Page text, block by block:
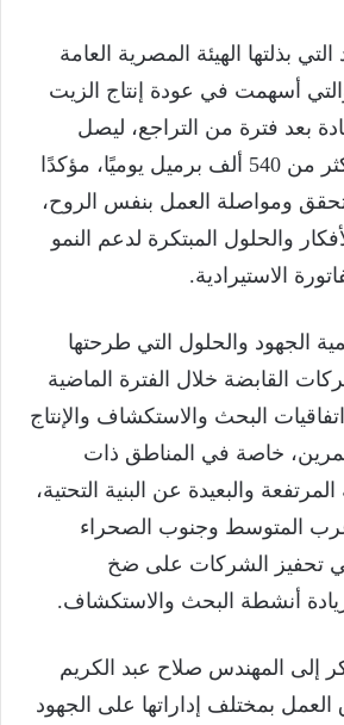
بذلتها الهيئة المصرية العامة
أسهمت في عودة إنتاج الزيت
بعد فترة من التراجع، ليصل
إجمالي الإنتاج إلى أكثر من 540 ألف برميل يوميًا، مؤكدًا
تحقق ومواصلة العمل بنفس الروح،
والحلول المبتكرة لدعم النمو
الاستيرادية.
الجهود والحلول التي طرحتها
القابضة خلال الفترة الماضية
البحث والاستكشاف والإنتاج
خاصة في المناطق ذات
والبعيدة عن البنية التحتية،
المتوسط وجنوب الصحراء
في تحفيز الشركات على ضخ
أنشطة البحث والاستكشاف.
إلى المهندس صلاح عبد الكريم
العمل بمختلف إداراتها على الجهود